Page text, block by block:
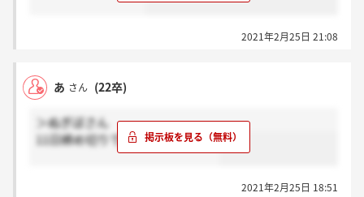
2021年2月25日 21:08
あ さん (22卒)
＞ぬぎぼさん
11日締め切りでの提出でしたか？
2021年2月25日 18:51